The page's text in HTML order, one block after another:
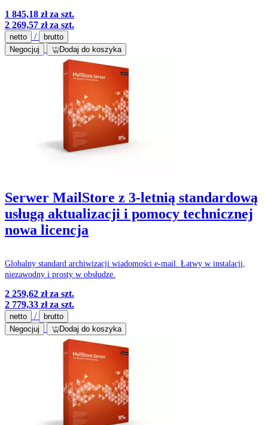
1 845,18 złza szt.
2 269,57 złza szt.
netto /
brutto
Negocjuj
Dodaj do koszyka
Serwer MailStore z 3-letnią standardową
usługą aktualizacji i pomocy technicznej
nowa licencja
Globalny standard archiwizacji wiadomości e-mail. Łatwy w instalacji,
niezawodny i prosty w obsłudze.
2 259,62 złza szt.
2 779,33 złza szt.
netto /
brutto
Negocjuj
Dodaj do koszyka